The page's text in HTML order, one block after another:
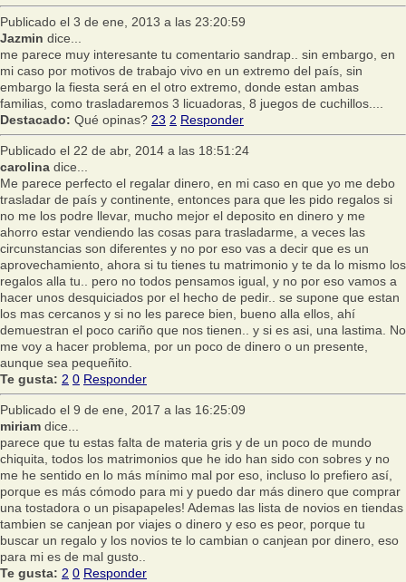
Publicado el 3 de ene, 2013 a las 23:20:59
Jazmin dice...
me parece muy interesante tu comentario sandrap.. sin embargo, en
mi caso por motivos de trabajo vivo en un extremo del país, sin
embargo la fiesta será en el otro extremo, donde estan ambas
familias, como trasladaremos 3 licuadoras, 8 juegos de cuchillos....
Destacado: Qué opinas? 23 2 Responder
Publicado el 22 de abr, 2014 a las 18:51:24
carolina dice...
Me parece perfecto el regalar dinero, en mi caso en que yo me debo
trasladar de país y continente, entonces para que les pido regalos si
no me los podre llevar, mucho mejor el deposito en dinero y me
ahorro estar vendiendo las cosas para trasladarme, a veces las
circunstancias son diferentes y no por eso vas a decir que es un
aprovechamiento, ahora si tu tienes tu matrimonio y te da lo mismo los
regalos alla tu.. pero no todos pensamos igual, y no por eso vamos a
hacer unos desquiciados por el hecho de pedir.. se supone que estan
los mas cercanos y si no les parece bien, bueno alla ellos, ahí
demuestran el poco cariño que nos tienen.. y si es asi, una lastima. No
me voy a hacer problema, por un poco de dinero o un presente,
aunque sea pequeñito.
Te gusta: 2 0 Responder
Publicado el 9 de ene, 2017 a las 16:25:09
miriam dice...
parece que tu estas falta de materia gris y de un poco de mundo
chiquita, todos los matrimonios que he ido han sido con sobres y no
me he sentido en lo más mínimo mal por eso, incluso lo prefiero así,
porque es más cómodo para mi y puedo dar más dinero que comprar
una tostadora o un pisapapeles! Ademas las lista de novios en tiendas
tambien se canjean por viajes o dinero y eso es peor, porque tu
buscar un regalo y los novios te lo cambian o canjean por dinero, eso
para mi es de mal gusto..
Te gusta: 2 0 Responder